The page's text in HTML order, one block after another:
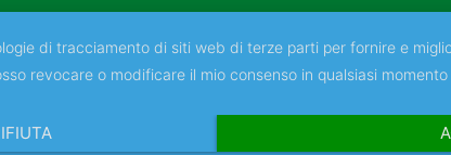
di tracciamento di siti web di terze parti per fornire e
revocare o modificare il mio consenso in qualsiasi